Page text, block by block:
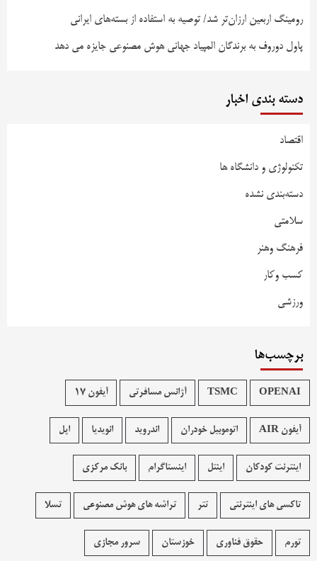
رومینگ اربعین ارزان‌تر شد/ توصیه به استفاده از بسته‌های ایرانی
پاول دوروف به برندگان المپیاد جهانی هوش مصنوعی جایزه می دهد
دسته بندی اخبار
اقتصاد
تکنولوژی و دانشگاه ها
دسته‌بندی نشده
سلامتی
فرهنگ وهنر
کسب وکار
ورزشی
برچسب‌ها
OPENAI
TSMC آژانس مسافرتی آیفون 17
آیفون AIR اتوموبیل خودران اندروید انویدیا اپل
اینترنت کودکان اینتل اینستاگرام بانک مرکزی
تاکسی های اینترنتی تتر تراشه های هوش مصنوعی تسلا
تورم حقوق فناوری خوزستان سرور مجازی